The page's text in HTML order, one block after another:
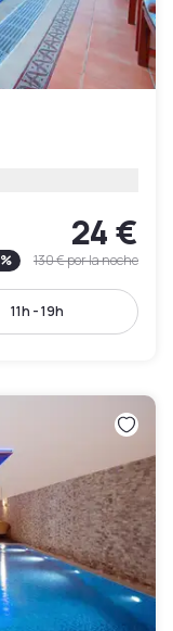
24 €
% 130 €por la noche
11h - 19h